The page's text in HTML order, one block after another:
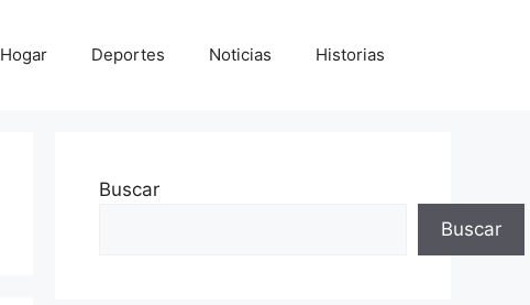
Hogar Deportes Noticias Historias
Buscar
Buscar